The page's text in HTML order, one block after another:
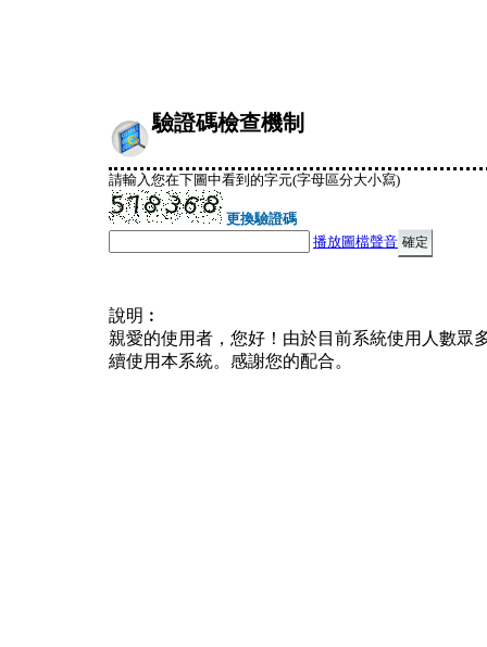
驗證碼檢查機制
請輸入您在下圖中看到的字元(字母區分大小寫)
更換驗證碼
播放圖檔聲音
說明︰
親愛的使用者，您好！由於目前系統使用人數眾
續使用本系統。感謝您的配合。